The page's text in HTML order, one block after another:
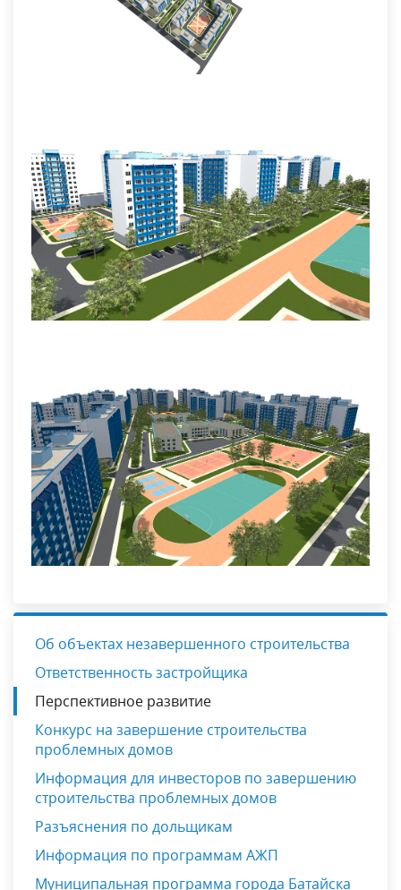
Об объектах незавершенного строительства
Ответственность застройщика
Перспективное развитие
Конкурс на завершение строительства
проблемных домов
Информация для инвесторов по завершению
строительства проблемных домов
Разъяснения по дольщикам
Информация по программам АЖП
Муниципальная программа города Батайска